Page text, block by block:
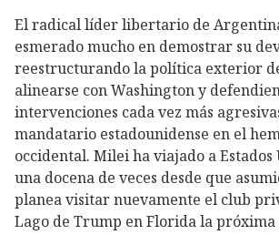
El radical líder libertario de
esmerado mucho en demostrar su
reestructurando la política exterior
alinearse con Washington y
intervenciones cada vez más
mandatario estadounidense en el
occidental. Milei ha viajado a Estados
una docena de veces desde que
planea visitar nuevamente el club
Lago de Trump en Florida la próxima